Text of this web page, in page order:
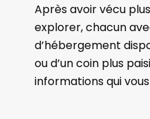
Après avoir vécu
explorer, chacun
d’hébergement
ou d’un coin plus
informations qui